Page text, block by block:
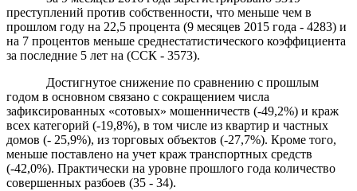
преступлений против собственности, что меньше чем в
прошлом году на 22,5 процента (9 месяцев 2015 года - 4283) и
на 7 процентов меньше среднестатистического коэффициента
за последние 5 лет на (ССК - 3573).
Достигнутое снижение по сравнению с прошлым
годом в основном связано с сокращением числа
зафиксированных «сотовых» мошенничеств (-49,2%) и краж
всех категорий (-19,8%), в том числе из квартир и частных
домов (- 25,9%), из торговых объектов (-27,7%). Кроме того,
меньше поставлено на учет краж транспортных средств
(-42,0%). Практически на уровне прошлого года количество
совершенных разбоев (35 - 34).